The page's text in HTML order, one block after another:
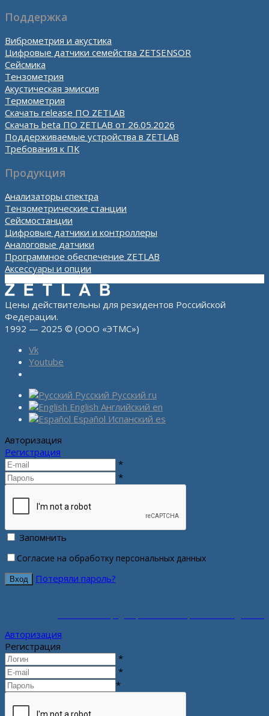
Поддержка
Виброметрия и акустика
Цифровые датчики семейства ZETSENSOR
Сейсмика
Тензометрия
Акустическая эмиссия
Термометрия
Скачать release ПО ZETLAB
Скачать beta ПО ZETLAB от 26.05.2026
Поддерживаемые устройства в ZETLAB
Требования к ПК
Продукция
Анализаторы спектра
Тензометрические станции
Сейсмостанции
Цифровые датчики и контроллеры
Аналоговые датчики
Программное обеспечение ZETLAB
Аксессуары и опции
Цены действительны для резидентов Российской
Федерации.
1992 — 2025 © (ООО «ЭТМС»)
Vk
Youtube
Русский Русский ru
English Английский en
Español Испанский es
Авторизация
Регистрация
*
*
Запомнить
Согласие на обработку персональных данных
Потеряли пароль?
Авторизация
Регистрация
*
*
*